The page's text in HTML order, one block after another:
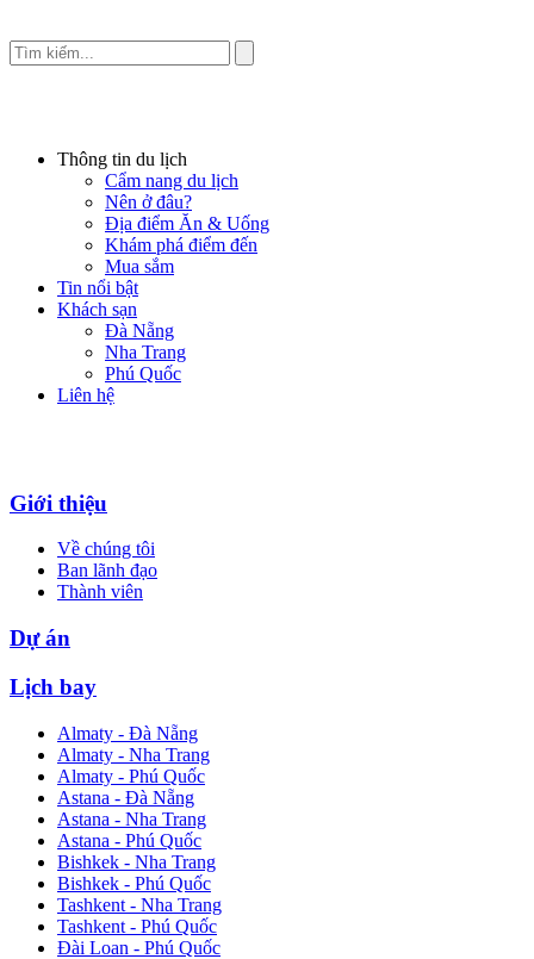
Thông tin du lịch
Cẩm nang du lịch
Nên ở đâu?
Địa điểm Ăn & Uống
Khám phá điểm đến
Mua sắm
Tin nổi bật
Khách sạn
Đà Nẵng
Nha Trang
Phú Quốc
Liên hệ
Giới thiệu
Về chúng tôi
Ban lãnh đạo
Thành viên
Dự án
Lịch bay
Almaty - Đà Nẵng
Almaty - Nha Trang
Almaty - Phú Quốc
Astana - Đà Nẵng
Astana - Nha Trang
Astana - Phú Quốc
Bishkek - Nha Trang
Bishkek - Phú Quốc
Tashkent - Nha Trang
Tashkent - Phú Quốc
Đài Loan - Phú Quốc